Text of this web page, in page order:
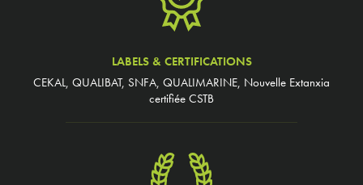
LABELS & CERTIFICATIONS
CEKAL, QUALIBAT, SNFA, QUALIMARINE, Nouvelle Extanxia
certifiée CSTB